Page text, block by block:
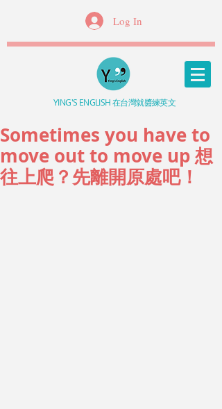
Log In
YING'S ENGLISH 在台灣就醬練英文
Sometimes you have to
move out to move up 想
往上爬？先離開原處吧！